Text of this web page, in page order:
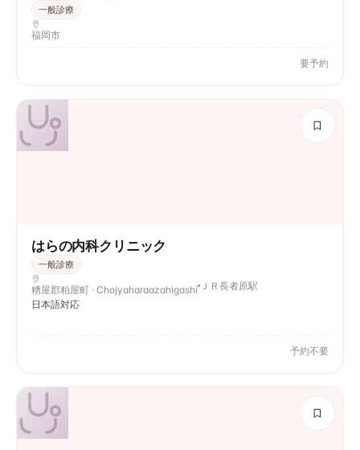
一般診療
福岡市
要予約
はらの内科クリニック
一般診療
糟屋郡粕屋町 · Chojyaharaazahigashi
ＪＲ長者原駅
日本語対応
予約不要